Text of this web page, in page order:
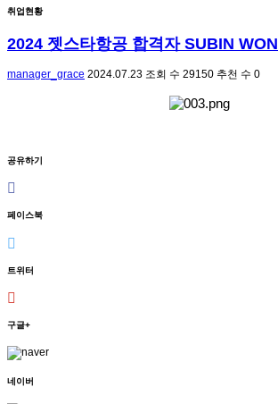
취업현황
2024 젯스타항공 합격자 SUBIN WON
manager_grace 2024.07.23 조회 수 29150 추천 수 0
공유하기
페이스북
트위터
구글+
네이버